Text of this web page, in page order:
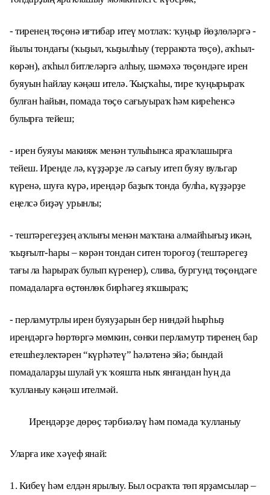
- тиренең төҫөнә иғтибар итеү мотлаҡ: ҡуңыр йөҙлөләргә -
йылы тондағы (ҡыҙыл, ҡыҙылһыу (терракота төҫө), аҡһыл-
көрән), аҡһыл битлеләргә алһыу, шәмәхә төҫөндәге ирен
буяуын һайлау кәңәш ителә. Ҡыҫҡаһы, тире ҡуңырыраҡ
булған һайын, помада төҫө сағыуыраҡ һәм киреһенсә
булырға тейеш;
- ирен буяуы макияж менән тулыһынса яраҡлашырға
тейеш. Иренде лә, күҙҙәрҙе лә сағыу итеп буяу вульгар
күренә, шуға күрә, ирендәр баҙыҡ тонда булһа, күҙҙәрҙе
еңелсә биҙәү урынлы;
- тештәрегеҙҙең аҡлығы менән маҡтана алмайһығыҙ икән,
ҡыҙғылт-һары – көрән тондан ситен тороғоҙ (тештәрегеҙ
тағы ла һарыраҡ булып күренер), слива, бургунд төҫөндәге
помадаларға өҫтөнлөк бирһәгеҙ яҡшыраҡ;
- перламутрлы ирен буяуҙарын бер ниндәй һырһыҙ
ирендәргә һөртөргә мөмкин, сөнки перламутр тиренең бар
етешһеҙлектәрен “күрһәтеү” һәләтенә эйә; бындай
помадаларҙы шулай уҡ ҡояшта ныҡ янғандан һуң да
ҡулланыу кәңәш ителмәй.
Ирендәрҙе дөрөҫ тәрбиәләү һәм помада ҡулланыу
Уларға ике хәүеф янай:
1. Кибеү һәм елдән ярылыу. Был осраҡта төп ярҙамсылар –